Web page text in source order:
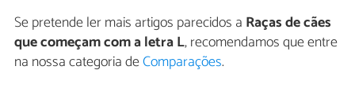
Se pretende ler mais artigos parecidos a Raças de cães
que começam com a letra L, recomendamos que entre
na nossa categoria deComparações.